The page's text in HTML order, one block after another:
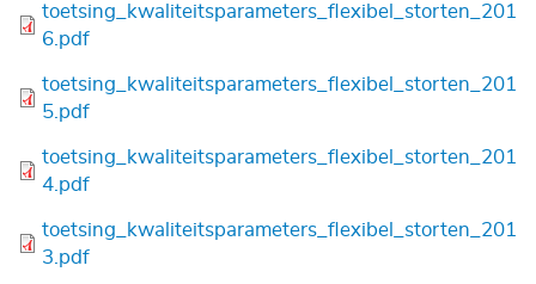
Bestand
toetsing_kwaliteitsparameters_flexibel_storten_201
6.pdf
Bestand
toetsing_kwaliteitsparameters_flexibel_storten_201
5.pdf
Bestand
toetsing_kwaliteitsparameters_flexibel_storten_201
4.pdf
Bestand
toetsing_kwaliteitsparameters_flexibel_storten_201
3.pdf